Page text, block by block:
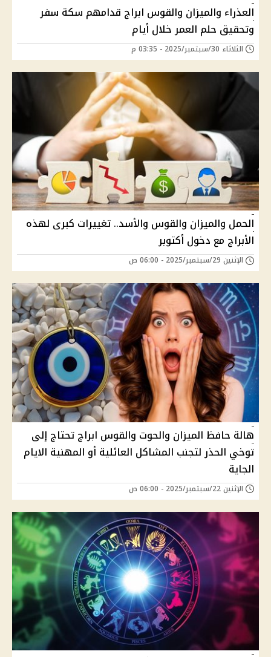
العذراء والميزان والقوس ابراج قدامهم سكة سفر
وتحقيق حلم العمر خلال أيام
الثلاثاء 30/سبتمبر/2025 - 03:35 م
الحمل والميزان والقوس والأسد.. تغييرات كبرى لهذه
الأبراج مع دخول أكتوبر
الإثنين 29/سبتمبر/2025 - 06:00 ص
هالة حافظ الميزان والحوت والقوس ابراج تحتاج إلى
توخي الحذر لتجنب المشاكل العائلية أو المهنية الايام
الجاية
الإثنين 22/سبتمبر/2025 - 06:00 ص